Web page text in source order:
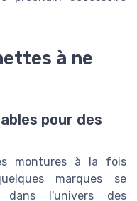
à ne
pour des
montures à la fois
marques se
dans l'univers des